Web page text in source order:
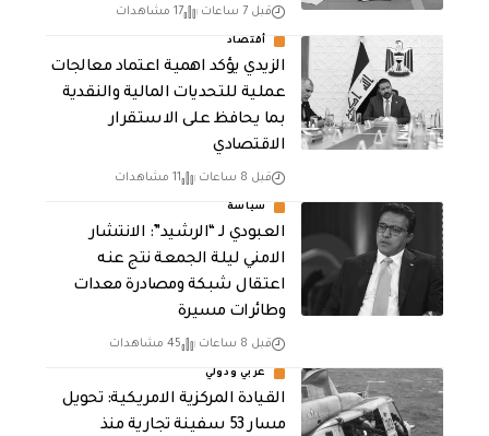
قبل 7 ساعات 17 مشاهدات
أقتصاد
الزيدي يؤكد اهمية اعتماد معالجات
عملية للتحديات المالية والنقدية
بما يحافظ على الاستقرار
الاقتصادي
قبل 8 ساعات 11 مشاهدات
سياسة
العبودي لـ “الرشيد”: الانتشار
الامني ليلة الجمعة نتج عنه
اعتقال شبكة ومصادرة معدات
وطائرات مسيرة
قبل 8 ساعات 45 مشاهدات
عربي ودولي
القيادة المركزية الامريكية: تحويل
مسار 53 سفينة تجارية منذ